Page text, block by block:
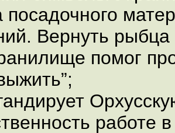
Вернуть рыбца
помог
работе